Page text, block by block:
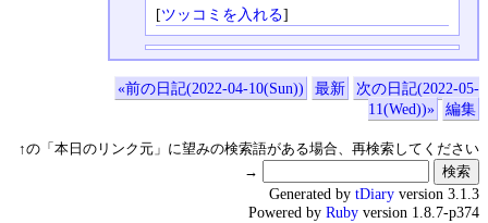
[ツッコミを入れる]
«前の日記(2022-04-10(Sun)) 最新
次の日記(2022-05-
11(Wed))»
編集
↑の「本日のリンク元」に望みの検索語がある場合、再検索してください
→
Generated by tDiary version 3.1.3
Powered by Ruby version 1.8.7-p374